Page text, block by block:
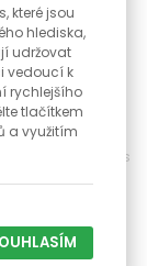
tak, aby ladil s
při běžných
a často, naše
je srovnatelný
by ztrácel na
které jsou
hlediska,
udržovat
vedoucí k
rychlejšího
tlačítkem
a využitím